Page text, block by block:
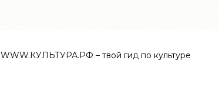
WWW.КУЛЬТУРА.РФ – твой гид по культуре